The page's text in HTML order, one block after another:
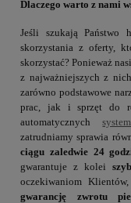
Dlaczego warto z nami
Jeśli szukają Państwo
skorzystania z oferty,
skorzystać? Ponieważ
z najważniejszych z
zarówno podstawowe
prac, jak i sprzęt do
automatycznych
zatrudniamy sprawia
ciągu zaledwie 24
gwarantuje z kolei
oczekiwaniom
gwarancję zwrotu